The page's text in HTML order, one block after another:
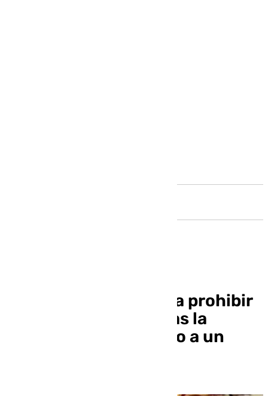
Juanjo Ibáñez solicita prohibir
el uso de animales tras la
agresión en el Heraldo a un